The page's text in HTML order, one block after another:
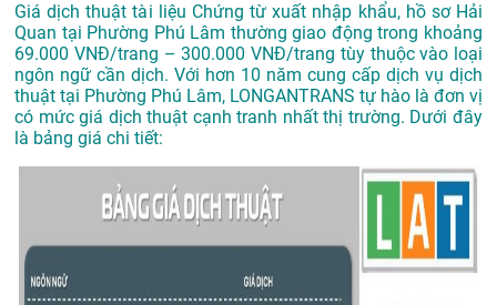
Giá dịch thuật tài liệu Chứng từ xuất nhập khẩu, hồ sơ Hải
Quan tại Phường Phú Lâm thường giao động trong khoảng
69.000 VNĐ/trang – 300.000 VNĐ/trang tùy thuộc vào loại
ngôn ngữ cần dịch. Với hơn 10 năm cung cấp dịch vụ dịch
thuật tại Phường Phú Lâm, LONGANTRANS tự hào là đơn vị
có mức giá dịch thuật cạnh tranh nhất thị trường. Dưới đây
là bảng giá chi tiết: